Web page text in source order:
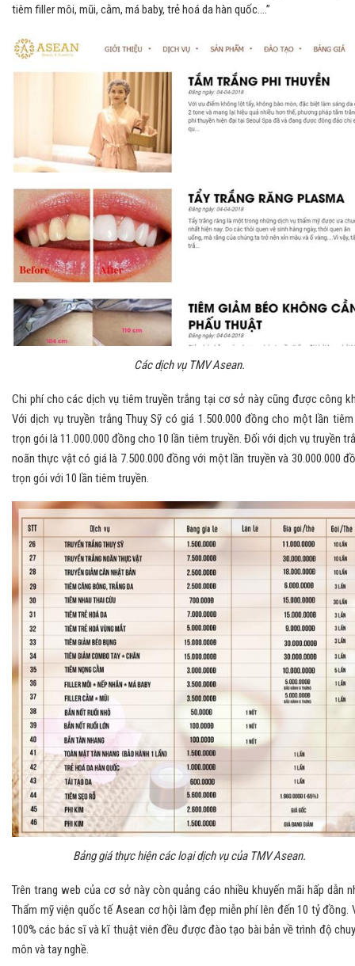
tiêm filler môi, mũi, cằm, má baby, trẻ hoá da hàn quốc….”
Các dịch vụ TMV Asean.
Chi phí cho các dịch vụ tiêm truyền trắng tại cơ sở này cũng được công
Với dịch vụ truyền trắng Thuỵ Sỹ có giá 1.500.000 đồng cho một lần
trọn gói là 11.000.000 đồng cho 10 lần tiêm truyền. Đối với dịch vụ truyền
noãn thực vật có giá là 7.500.000 đồng với một lần truyền và 30.000.000
trọn gói với 10 lần tiêm truyền.
Bảng giá thực hiện các loại dịch vụ của TMV Asean.
Trên trang web của cơ sở này còn quảng cáo nhiều khuyến mãi hấp dẫn
Thẩm mỹ viện quốc tế Asean cơ hội làm đẹp miễn phí lên đến 10 tỷ đồng.
100% các bác sĩ và kĩ thuật viên đều được đào tạo bài bản về trình độ
môn và tay nghề.